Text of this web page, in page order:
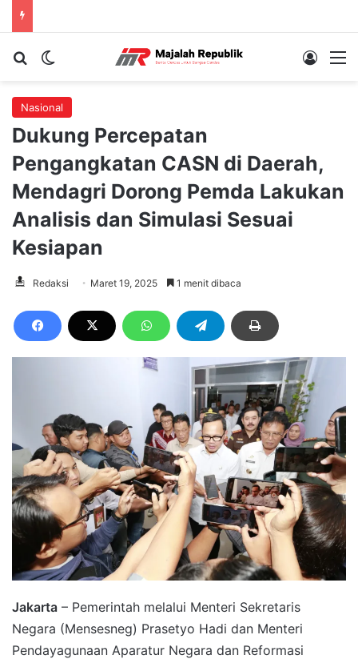
Cari berita...Switch skin Log In
Nasional
Dukung Percepatan
Pengangkatan CASN di Daerah,
Mendagri Dorong Pemda Lakukan
Analisis dan Simulasi Sesuai
Kesiapan
Redaksi Maret 19, 2025 1 menit dibaca
Jakarta – Pemerintah melalui Menteri Sekretaris
Negara (Mensesneg) Prasetyo Hadi dan Menteri
Pendayagunaan Aparatur Negara dan Reformasi